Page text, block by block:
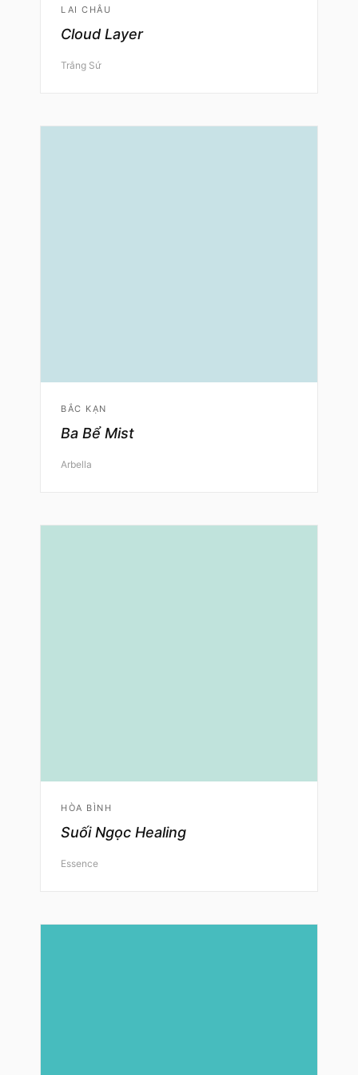
LAI CHÂU
Cloud Layer
Trắng Sứ
BẮC KẠN
Ba Bể Mist
Arbella
HÒA BÌNH
Suối Ngọc Healing
Essence